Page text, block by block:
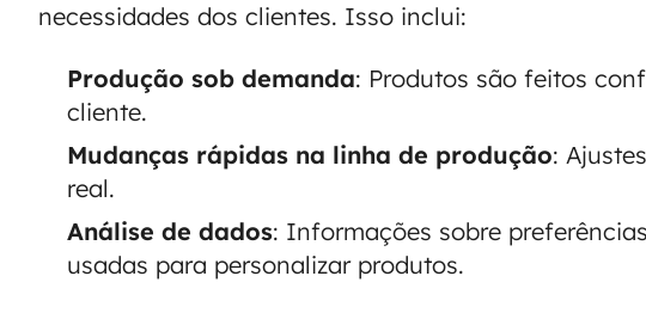
necessidades dos clientes. Isso inclui:
Produção sob demanda: Produtos são feitos
cliente.
Mudanças rápidas na linha de produção:
real.
Análise de dados: Informações sobre
usadas para personalizar produtos.